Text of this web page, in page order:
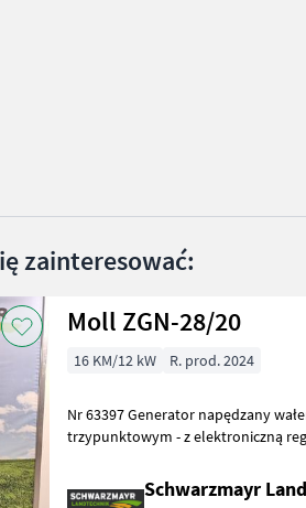
zainteresować:
Moll ZGN-28/20
16 KM/12 kW R. prod. 2024
Nr 63397 Generator napędzany wałem odbioru mocy - z mocowaniem
trzypunktowym - z elektroniczną
Schwarzmayr